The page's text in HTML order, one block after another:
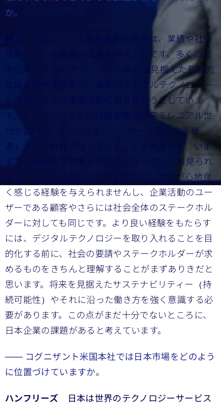
か。
企業にとって最も重要な使命は、業績や社会
貢献といった事業の成果を得ることです。多くの日
本企業がその前提で、10年20年先を見据えた長期的
な経営戦略を策定し、最新のデジタルテクノロジー
も活用しながら事業活動に取り組もうとしていま
す。ところが、なかには経営陣が将来ミレニアル世
代やZ世代がディシジョンメーカー（意思決定権
者）として世代交代していくことを考慮せず、いま
までの価値観で物事を決めてしまうケースも見られ
ます。これでは会社の将来を担う若い世代が心地良
く感じる経験を与えられませんし、企業活動のユー
ザーである顧客やさらには社会全体のステークホル
ダーに対しても同じです。より良い経験をもたらす
には、デジタルテクノロジーを取り入れることを目
的化する前に、社会の要請やステークホルダーが求
めるものをきちんと理解することがまずありきだと
思います。将来を見据えたサステナビリティー（持
続可能性）やそれに沿った働き方を強く意識する必
要があります。この点がまだ十分でないところに、
日本企業の課題があると考えています。
―― コグニザント米国本社では日本市場をどのよう
に位置づけていますか。
ハンフリーズ 日本は世界のテクノロジーサービス